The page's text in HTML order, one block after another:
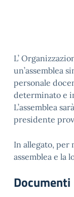
L’
un’assemblea
personale
determinato e
L’assemblea
presidente
In allegato, per
assemblea e la
Documenti